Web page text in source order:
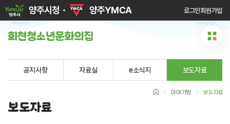
로그인회원가입
공지사항 자료실 e소식지 보도자료
보도자료
이야기방 보도자료